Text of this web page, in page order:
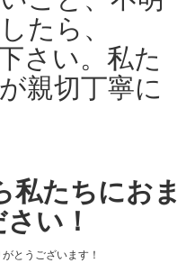
たら、
さい。私た
親切丁寧に